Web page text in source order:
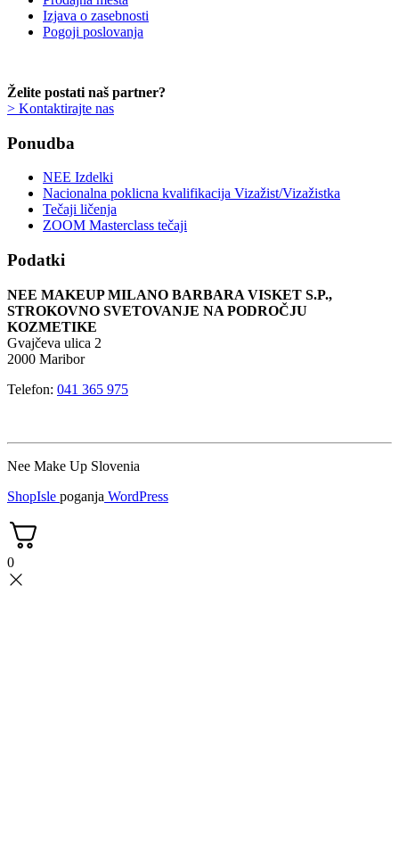
Izjava o zasebnosti
Pogoji poslovanja
Želite postati naš partner?
> Kontaktirajte nas
Ponudba
NEE Izdelki
Nacionalna poklicna kvalifikacija Vizažist/Vizažistka
Tečaji ličenja
ZOOM Masterclass tečaji
Podatki
NEE MAKEUP MILANO BARBARA VISKET S.P.,
STROKOVNO SVETOVANJE NA PODROČJU
KOZMETIKE
Gvajčeva ulica 2
2000 Maribor
Telefon: 041 365 975
Nee Make Up Slovenia
ShopIsle poganja WordPress
0